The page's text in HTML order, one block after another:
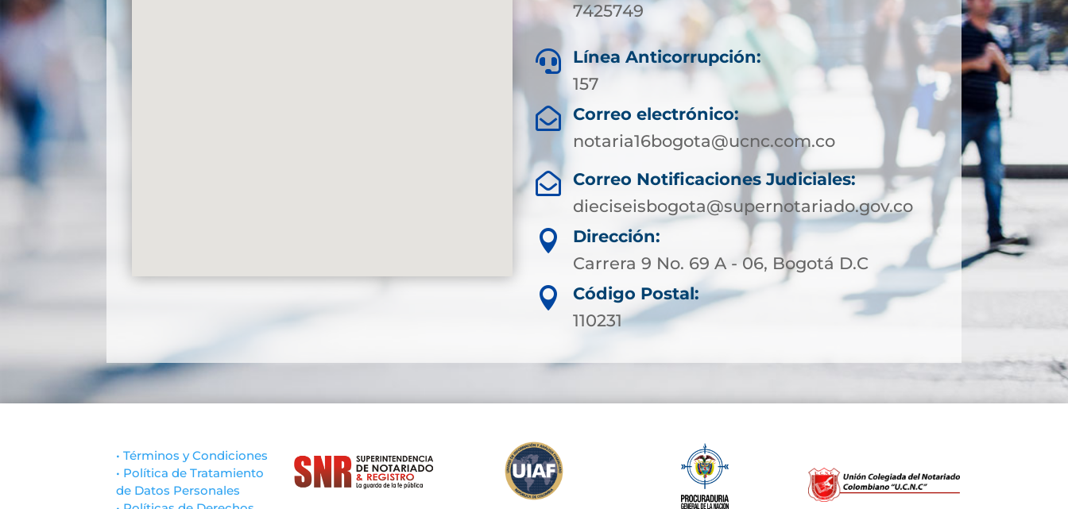
7425749

Línea Anticorrupción:
157

Correo electrónico:
notaria16bogota@ucnc.com.co
 Correo Notificaciones Judiciales:
dieciseisbogota@supernotariado.gov.co

Dirección:
Carrera 9 No. 69 A - 06, Bogotá D.C

Código Postal:
110231
• Términos y Condiciones
• Política de Tratamiento
de Datos Personales